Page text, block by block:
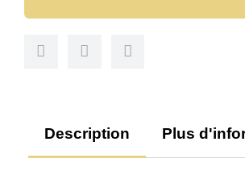
Description Plus